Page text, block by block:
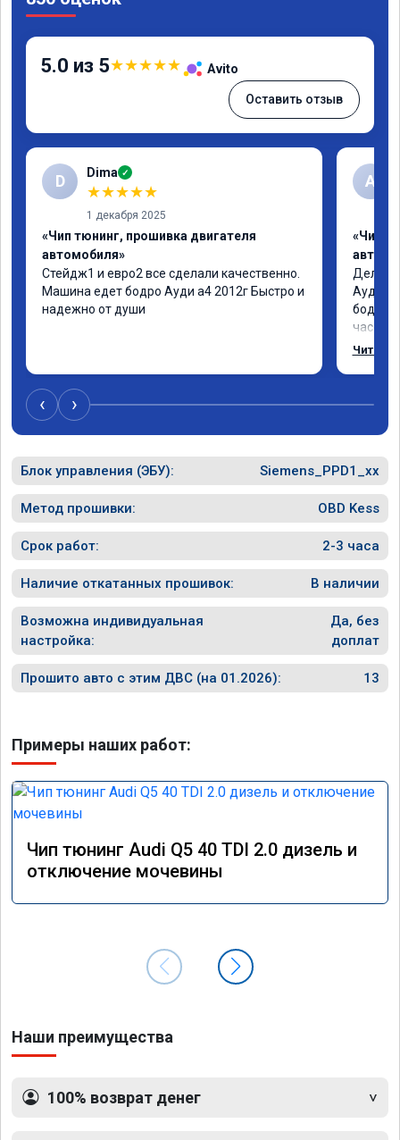
5.0 из 5★★★★★ Avito
Оставить отзыв
D Dima ✓
★★★★★
1 декабря 2025
«Чип тюнинг, прошивка двигателя
автомобиля»
Стейдж1 и евро2 все сделали качественно.
Машина едет бодро Ауди а4 2012г Быстро и
надежно от души
А
«Чип
Делал
как
Читать
‹ ›
Блок управления (ЭБУ): Siemens_PPD1_xx
Метод прошивки: OBD Kess
Срок работ: 2-3 часа
Наличие откатанных прошивок: В наличии
Возможна индивидуальная
настройка:
Да, без
доплат
Прошито авто с этим ДВС (на 01.2026): 13
Примеры наших работ:
Чип тюнинг Audi Q5 40 TDI 2.0 дизель и
отключение мочевины
Наши преимущества
100% возврат денег